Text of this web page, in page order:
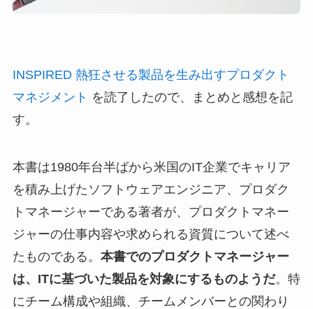
INSPIRED 熱狂させる製品を生み出すプロダクト
マネジメント を読了したので、まとめと感想を記
す。
本書は1980年台半ばから米国のIT企業でキャリア
を積み上げたソフトウェアエンジニア、プロダク
トマネージャーである著者が、プロダクトマネー
ジャーの仕事内容や求められる資質について述べ
たものである。 本書でのプロダクトマネージャー
は、ITに基づいた製品を対象にするものようだ。特
にチーム構成や組織、チームメンバーとの関わり